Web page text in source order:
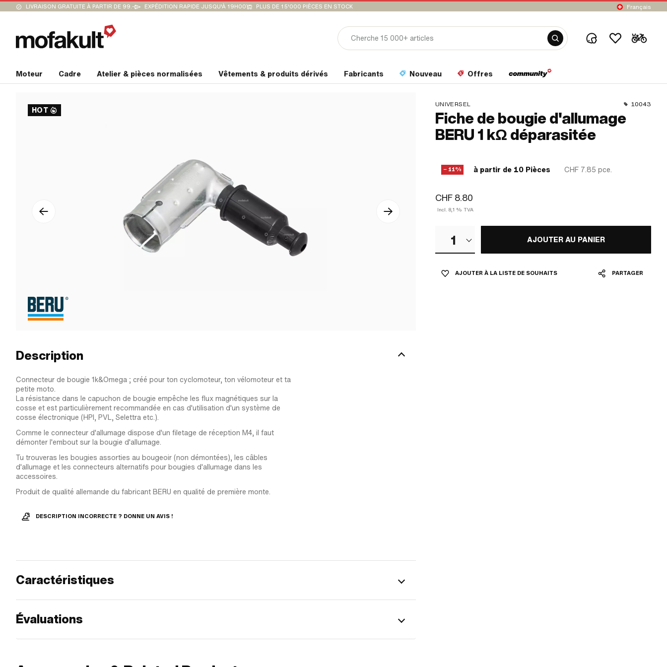
LIVRAISON GRATUITE À PARTIR DE 99.- EXPÉDITION RAPIDE JUSQU'À 19H00 PLUS DE 15'000 PIÈCES EN STOCK Français
Moteur Cadre Atelier & pièces normalisées Vêtements & produits dérivés Fabricants Nouveau Offres
HOT
UNIVERSEL 10043
Fiche de bougie d'allumage
BERU 1 kΩ déparasitée
− 11% à partir de 10 Pièces CHF 7.85 pce.
CHF 8.80
Incl. 8,1 % TVA
1 AJOUTER AU PANIER
AJOUTER À LA LISTE DE SOUHAITS PARTAGER
Description
Connecteur de bougie 1k&Omega ; créé pour ton cyclomoteur, ton vélomoteur et ta
petite moto.
La résistance dans le capuchon de bougie empêche les flux magnétiques sur la
cosse et est particulièrement recommandée en cas d'utilisation d'un système de
cosse électronique (HPI, PVL, Selettra etc.).
Comme le connecteur d'allumage dispose d'un filetage de réception M4, il faut
démonter l'embout sur la bougie d'allumage.
Tu trouveras les bougies assorties au bougeoir (non démontées), les câbles
d'allumage et les connecteurs alternatifs pour bougies d'allumage dans les
accessoires.
Produit de qualité allemande du fabricant BERU en qualité de première monte.
DESCRIPTION INCORRECTE ? DONNE UN AVIS !
Caractéristiques
Évaluations